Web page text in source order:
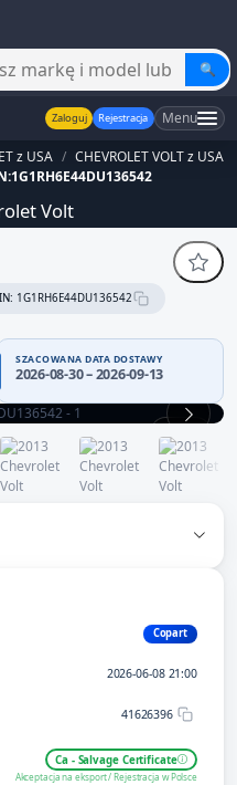
🔍
Zaloguj Rejestracja Menu
z USA / CHEVROLET VOLT z USA
Volt
1G1RH6E44DU136542
SZACOWANA DATA DOSTAWY
2026-08-30 – 2026-09-13
Copart
2026-06-08 21:00
41626396
Ca - Salvage Certificate
Akceptacja na eksport / Rejestracja w Polsce